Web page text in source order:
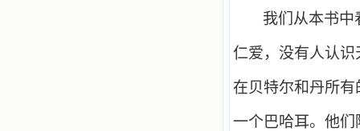
我们从本书中
仁爱，没有人认识
在贝特尔和丹所
一个巴哈耳。他